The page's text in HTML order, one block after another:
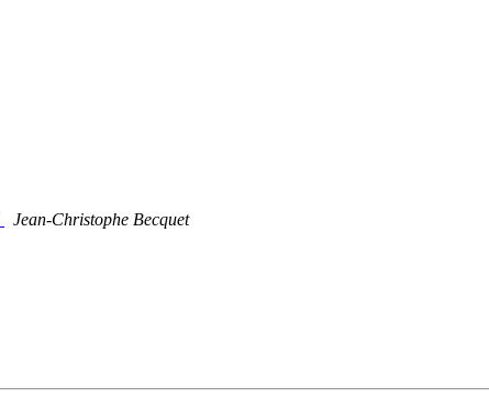
Jean-Christophe Becquet